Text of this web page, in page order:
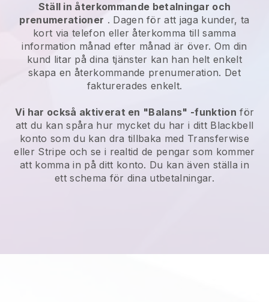
Ställ in återkommande betalningar och
prenumerationer . Dagen för att jaga kunder, ta
kort via telefon eller återkomma till samma
information månad efter månad är över. Om din
kund litar på dina tjänster kan han helt enkelt
skapa en återkommande prenumeration. Det
fakturerades enkelt.
Vi har också aktiverat en "Balans" -funktion för
att du kan spåra hur mycket du har i ditt Blackbell
konto som du kan dra tillbaka med Transferwise
eller Stripe och se i realtid de pengar som kommer
att komma in på ditt konto. Du kan även ställa in
ett schema för dina utbetalningar.